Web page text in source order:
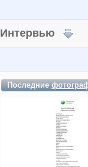
Интервью
Последние